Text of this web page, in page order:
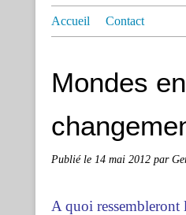
Accueil Contact
Mondes
Publié le 14 mai 2012 par
A quoi ressembleront